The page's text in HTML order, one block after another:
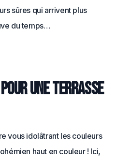
sûres qui arrivent plus
du temps…
une terrasse
vous idolâtrant les couleurs
haut en couleur ! Ici,